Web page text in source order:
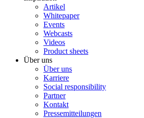
Artikel
Whitepaper
Events
Webcasts
Videos
Product sheets
Über uns
Über uns
Karriere
Social responsibility
Partner
Kontakt
Pressemitteilungen